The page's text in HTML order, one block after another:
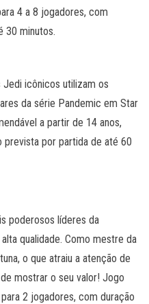
4 a 8 jogadores, com
30 minutos.
Jedi icônicos utilizam os
da série Pandemic em Star
a partir de 14 anos,
prevista por partida de até 60
poderosos líderes da
qualidade. Como mestre da
o que atraiu a atenção de
mostrar o seu valor! Jogo
2 jogadores, com duração